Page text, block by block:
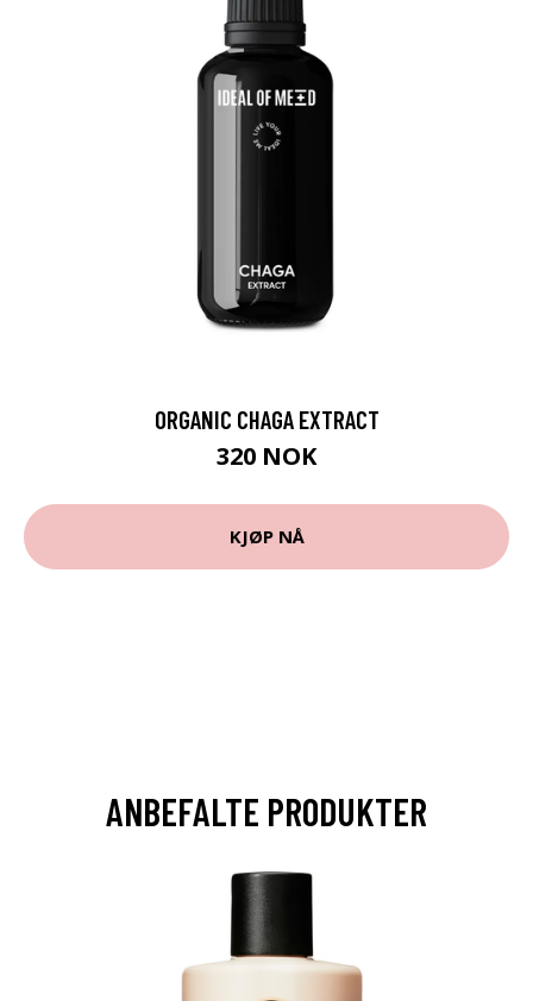
ORGANIC CHAGA EXTRACT
320 NOK
KJØP NÅ
ANBEFALTE PRODUKTER